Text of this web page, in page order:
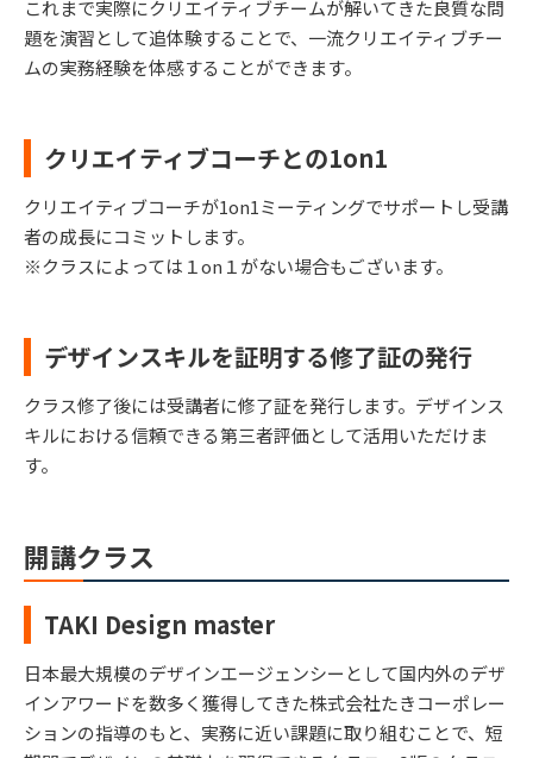
これまで実際にクリエイティブチームが解いてきた良質な問
題を演習として追体験することで、一流クリエイティブチー
ムの実務経験を体感することができます。
クリエイティブコーチとの1on1
クリエイティブコーチが1on1ミーティングでサポートし受講
者の成長にコミットします。
※クラスによっては１on１がない場合もございます。
デザインスキルを証明する修了証の発行
クラス修了後には受講者に修了証を発行します。デザインス
キルにおける信頼できる第三者評価として活用いただけま
す。
開講クラス
TAKI Design master
日本最大規模のデザインエージェンシーとして国内外のデザ
インアワードを数多く獲得してきた株式会社たきコーポレー
ションの指導のもと、実務に近い課題に取り組むことで、短